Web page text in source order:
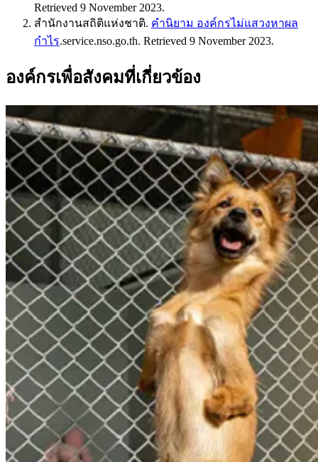
Retrieved 9 November 2023.
สำนักงานสถิติแห่งชาติ. คำนิยาม องค์กรไม่แสวงหาผล
กำไร.service.nso.go.th. Retrieved 9 November 2023.
องค์กรเพื่อสังคมที่เกี่ยวข้อง